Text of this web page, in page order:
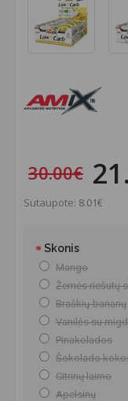
30.00€
Sutaupote: 8.01€
Skonis
Mango
Žemės riešutų
Braškių-bananų
Vanilės su
Pinakolados
Šokolado
Citrinų laimo
Apelsinų